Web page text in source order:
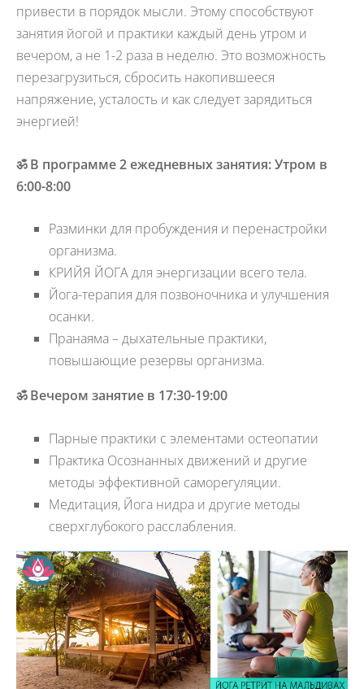
привести в порядок мысли. Этому способствуют
занятия йогой и практики каждый день утром и
вечером, а не 1-2 раза в неделю. Это возможность
перезагрузиться, сбросить накопившееся
напряжение, усталость и как следует зарядиться
энергией!
ॐ В программе 2 ежедневных занятия: Утром в
6:00-8:00
Разминки для пробуждения и перенастройки
организма.
КРИЙЯ ЙОГА для энергизации всего тела.
Йога-терапия для позвоночника и улучшения
осанки.
Пранаяма – дыхательные практики,
повышающие резервы организма.
ॐ Вечером занятие в 17:30-19:00
Парные практики с элементами остеопатии
Практика Осознанных движений и другие
методы эффективной саморегуляции.
Медитация, Йога нидра и другие методы
сверхглубокого расслабления.